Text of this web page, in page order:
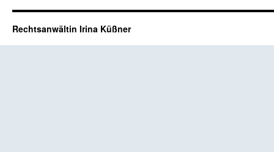
Rechtsanwältin Irina Küßner